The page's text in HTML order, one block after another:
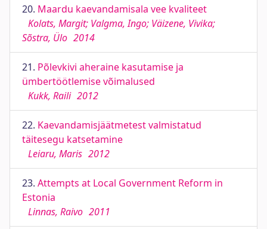
20. Maardu kaevandamisala vee kvaliteet
Kolats, Margit; Valgma, Ingo; Väizene, Vivika;
Sõstra, Ülo 2014
21. Põlevkivi aheraine kasutamise ja
ümbertöötlemise võimalused
Kukk, Raili 2012
22. Kaevandamisjäätmetest valmistatud
täitesegu katsetamine
Leiaru, Maris 2012
23. Attempts at Local Government Reform in
Estonia
Linnas, Raivo 2011